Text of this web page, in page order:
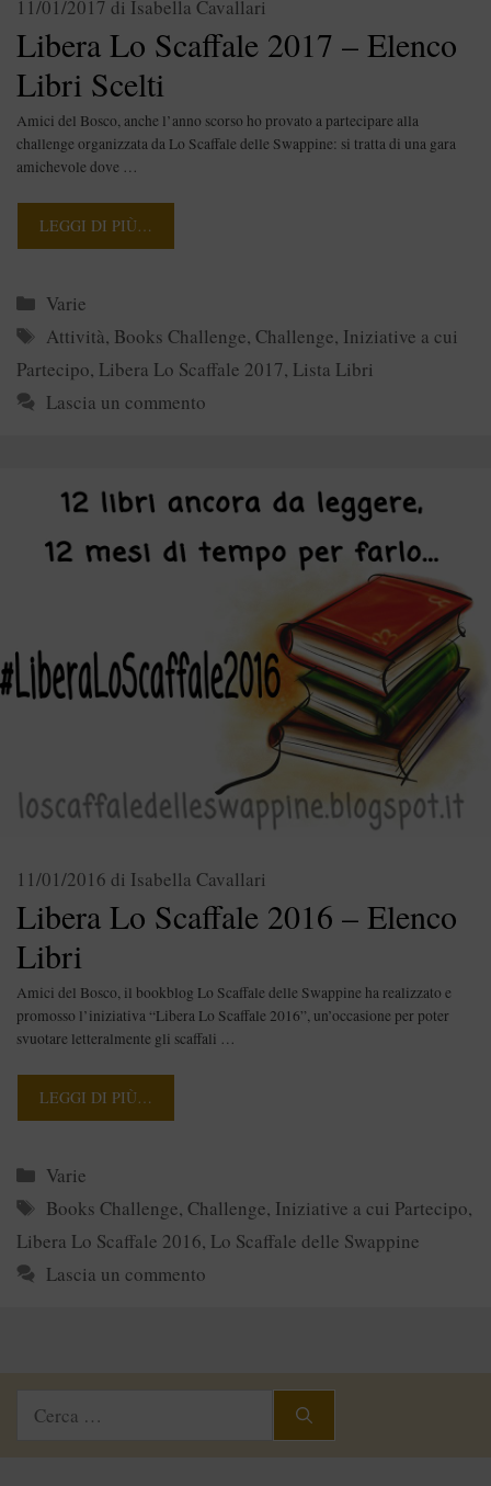
Libera Lo Scaffale 2017 – Elenco
Libri Scelti
11/01/2017 di Isabella Cavallari
Amici del Bosco, anche l’anno scorso ho provato a partecipare alla
challenge organizzata da Lo Scaffale delle Swappine: si tratta di una gara
amichevole dove …
LEGGI DI PIÙ…
Categorie
Varie
Tag
Attività, Books Challenge,Challenge, Iniziative a cui
Partecipo, Libera Lo Scaffale 2017, Lista Libri
Lascia un commento
Libera Lo Scaffale 2016 – Elenco
Libri
11/01/2016 di Isabella Cavallari
Amici del Bosco, il bookblog Lo Scaffale delle Swappine ha realizzato e
promosso l’iniziativa “Libera Lo Scaffale 2016”, un’occasione per poter
svuotare letteralmente gli scaffali …
LEGGI DI PIÙ…
Categorie
Varie
Tag
Books Challenge,Challenge, Iniziative a cui Partecipo,
Libera Lo Scaffale 2016, Lo Scaffale delle Swappine
Lascia un commento
Ricerca